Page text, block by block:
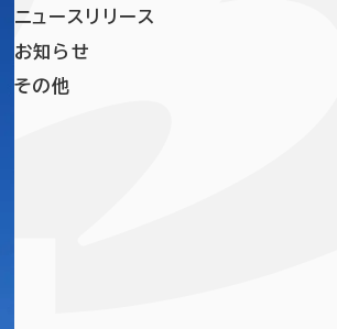
ニュースリリース
お知らせ
その他